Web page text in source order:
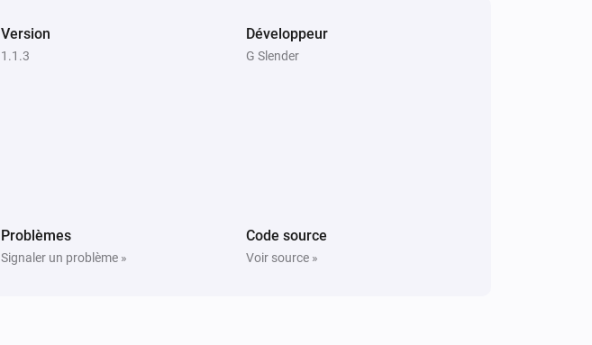
Version
1.1.3
Développeur
G Slender
Problèmes
Signaler un problème »
Code source
Voir source »